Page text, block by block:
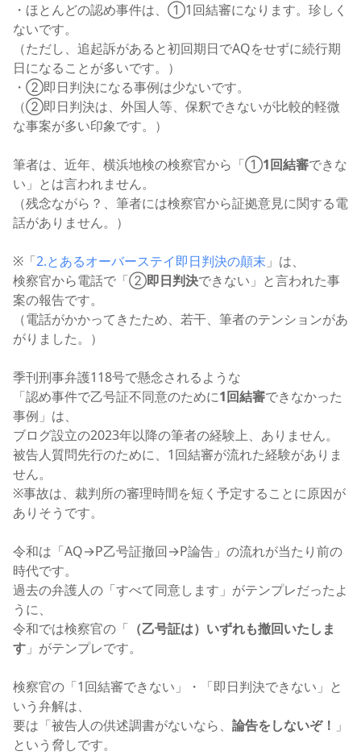
・ほとんどの認め事件は、①1回結審になります。珍しく
ないです。
（ただし、追起訴があると初回期日でAQをせずに続行期
日になることが多いです。）
・②即日判決になる事例は少ないです。
（②即日判決は、外国人等、保釈できないが比較的軽微
な事案が多い印象です。）
筆者は、近年、横浜地検の検察官から「①1回結審できな
い」とは言われません。
（残念ながら？、筆者には検察官から証拠意見に関する電
話がありません。）
※「2.とあるオーバーステイ即日判決の顛末 」は、
検察官から電話で「②即日判決できない」と言われた事
案の報告です。
（電話がかかってきたため、若干、筆者のテンションがあ
がりました。）
季刊刑事弁護118号で懸念されるような
「認め事件で乙号証不同意のために1回結審できなかった
事例」は、
ブログ設立の2023年以降の筆者の経験上、ありません。
被告人質問先行のために、1回結審が流れた経験がありま
せん。
※事故は、裁判所の審理時間を短く予定することに原因が
ありそうです。
令和は「AQ→P乙号証撤回→P論告」の流れが当たり前の
時代です。
過去の弁護人の「すべて同意します」がテンプレだったよ
うに、
令和では検察官の「 （乙号証は）いずれも撤回いたしま
す 」がテンプレです。
検察官の「1回結審できない」・「即日判決できない」と
いう弁解は、
要は「被告人の供述調書がないなら、 論告をしないぞ！ 」
という脅しです。